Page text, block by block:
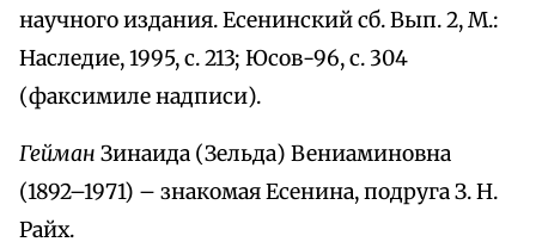
научного издания. Есенинский сб. Вып. 2, М.:
Наследие, 1995, с. 213; Юсов-96, с. 304
(факсимиле надписи).
Гейман Зинаида (Зельда) Вениаминовна
(1892–1971) – знакомая Есенина, подруга З. Н.
Райх.